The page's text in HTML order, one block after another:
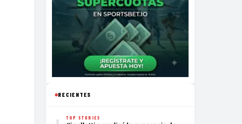
RECIENTES
TOP STORIES